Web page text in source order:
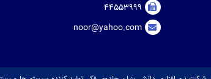
44553999
noor@yahoo.com